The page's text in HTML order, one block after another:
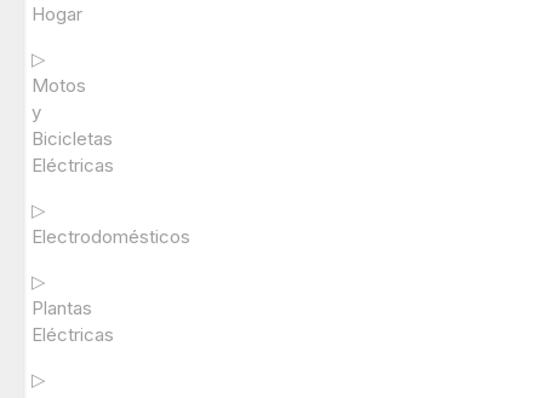
Hogar
▷
Motos
y
Bicicletas
Eléctricas
▷
Electrodomésticos
▷
Plantas
Eléctricas
▷